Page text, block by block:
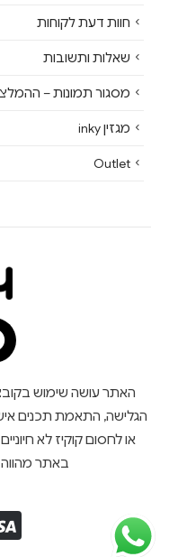
חוות דעת לקוחות
שאלות ותשובות
מסגור תמונות –
מגזין inky
Outlet
הגלישה, התאמת תכנים
או לחסום קוקיז לא
באתר